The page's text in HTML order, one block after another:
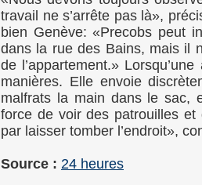
travail ne s’arrête pas là»,
bien Genève: «Precobs peut
dans la rue des Bains, mais il
de l’appartement.»
manières. Elle envoie
malfrats la main dans le sac,
force de voir des patrouilles et
par laisser tomber l’endroit»,
Source : 24 heures